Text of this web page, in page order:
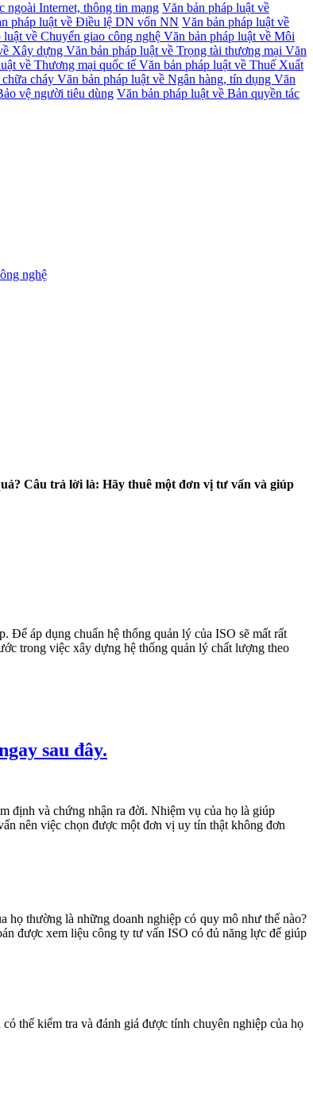
ngoài Internet, thông tin mạng Văn bản pháp luật về
pháp luật về Điều lệ DN vốn NN Văn bản pháp luật về
luật về Chuyển giao công nghệ Văn bản pháp luật về Môi
Xây dựng Văn bản pháp luật về Trọng tài thương mại Văn
về Thương mại quốc tế Văn bản pháp luật về Thuế Xuất
cháy Văn bản pháp luật về Ngân hàng, tín dụng Văn
vệ người tiêu dùng Văn bản pháp luật về Bản quyền tác
nghệ
Câu trả lời là: Hãy thuê một đơn vị tư vấn và giúp
Để áp dụng chuẩn hệ thống quản lý của ISO sẽ mất rất
trong việc xây dựng hệ thống quản lý chất lượng theo
sau đây.
định và chứng nhận ra đời. Nhiệm vụ của họ là giúp
nên việc chọn được một đơn vị uy tín thật không đơn
họ thường là những doanh nghiệp có quy mô như thế nào?
được xem liệu công ty tư vấn ISO có đủ năng lực để giúp
thể kiểm tra và đánh giá được tính chuyên nghiệp của họ